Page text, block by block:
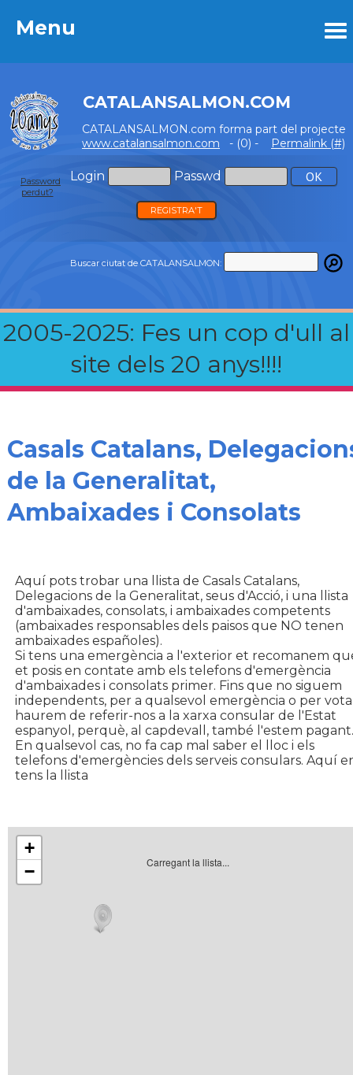
Menu
CATALANSALMON.COM
CATALANSALMON.com forma part del projecte
www.catalansalmon.com - (0) - Permalink (#)
Login Passwd
Password
perdut?
REGISTRA'T
Buscar ciutat de CATALANSALMON:
2005-2025: Fes un cop d'ull al
site dels 20 anys!!!!
Menu
Casals Catalans,
de la Generalitat,
Ambaixades i Consolats
Aquí pots trobar una llista de Casals Catalans,
Delegacions de la Generalitat, seus d'Acció, i una llista
d'ambaixades, consolats, i ambaixades competents
(ambaixades responsables dels paisos que NO tenen
ambaixades españoles).
Si tens una emergència a l'exterior et recomanem
et posis en contate amb els telefons d'emergència
d'ambaixades i consolats primer. Fins que no siguem
independents, per a qualsevol emergència o per
haurem de referir-nos a la xarxa consular de l'Estat
espanyol, perquè, al capdevall, també l'estem pagant.
En qualsevol cas, no fa cap mal saber el lloc i els
telefons d'emergències dels serveis consulars. Aquí
tens la llista
Carregant la llista...
+
−